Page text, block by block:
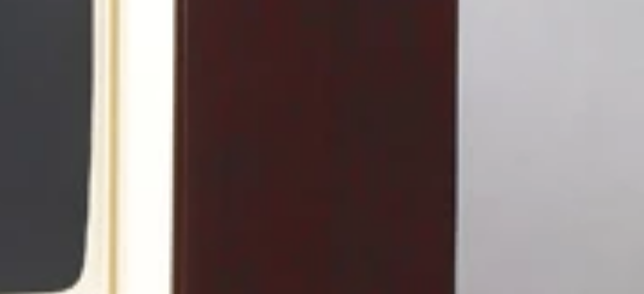
イリスと、安さにこだわるドンキのタッグで誕生。米の炊き分け機能
ートゥースイヤホン。マグネット内蔵で収納性も◎。実売２６９９円
けるパーティ御用達調理家電。デザインも抜群！ 実売１万３０００円